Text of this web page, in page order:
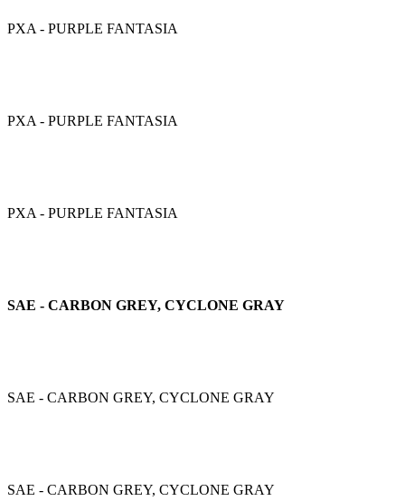
PXA - PURPLE FANTASIA
PXA - PURPLE FANTASIA
PXA - PURPLE FANTASIA
SAE - CARBON GREY, CYCLONE GRAY
SAE - CARBON GREY, CYCLONE GRAY
SAE - CARBON GREY, CYCLONE GRAY